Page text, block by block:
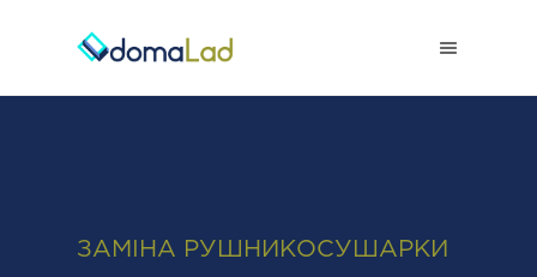
ЗАМІНА РУШНИКОСУШАРКИ